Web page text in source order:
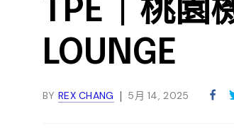
TPE｜桃園
LOUNGE
BY REX CHANG 5月 14, 2025